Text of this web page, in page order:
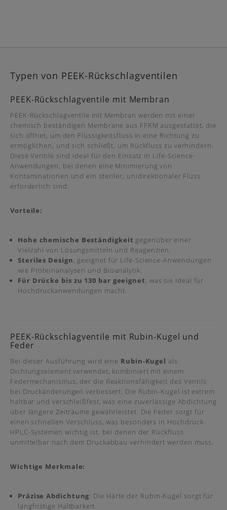
Typen von PEEK-Rückschlagventilen
PEEK-Rückschlagventile mit Membran
PEEK-Rückschlagventile mit Membran werden mit einer
chemisch beständigen Membrane aus FFKM ausgestattet, die
sich öffnet, um den Flüssigkeitsfluss in eine Richtung zu
ermöglichen, und sich schließt, um Rückfluss zu verhindern.
Diese Ventile sind ideal für den Einsatz in Life-Science-
Anwendungen, bei denen eine Minimierung von
Kontaminationen und ein steriler, unidirektionaler Fluss
erforderlich sind.
Vorteile:
Hohe chemische Beständigkeit gegenüber einer
Vielzahl von Lösungsmitteln und Reagenzien.
Steriles Design, geeignet für Life-Science-Anwendungen
wie Proteinanalysen und Bioanalytik.
Für Drücke bis zu 130 bar geeignet, was sie ideal für
Hochdruckanwendungen macht.
PEEK-Rückschlagventile mit Rubin-Kugel und
Feder
Bei dieser Ausführung wird eine Rubin-Kugel als
Dichtungselement verwendet, kombiniert mit einem
Federmechanismus, der die Reaktionsfähigkeit des Ventils
bei Druckänderungen verbessert. Die Rubin-Kugel ist extrem
haltbar und verschleißfest, was eine zuverlässige Abdichtung
über längere Zeiträume gewährleistet. Die Feder sorgt für
einen schnellen Verschluss, was besonders in Hochdruck-
HPLC-Systemen wichtig ist, bei denen der Rückfluss
unmittelbar nach dem Druckabbau verhindert werden muss.
Wichtige Merkmale:
Präzise Abdichtung: Die Härte der Rubin-Kugel sorgt für
langfristige Haltbarkeit.